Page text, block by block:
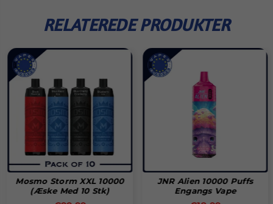
RELATEREDE PRODUKTER
Mosmo Storm XXL 10000
(æske Med 10 Stk)
JNR Alien 10000 Puffs
Engangs Vape